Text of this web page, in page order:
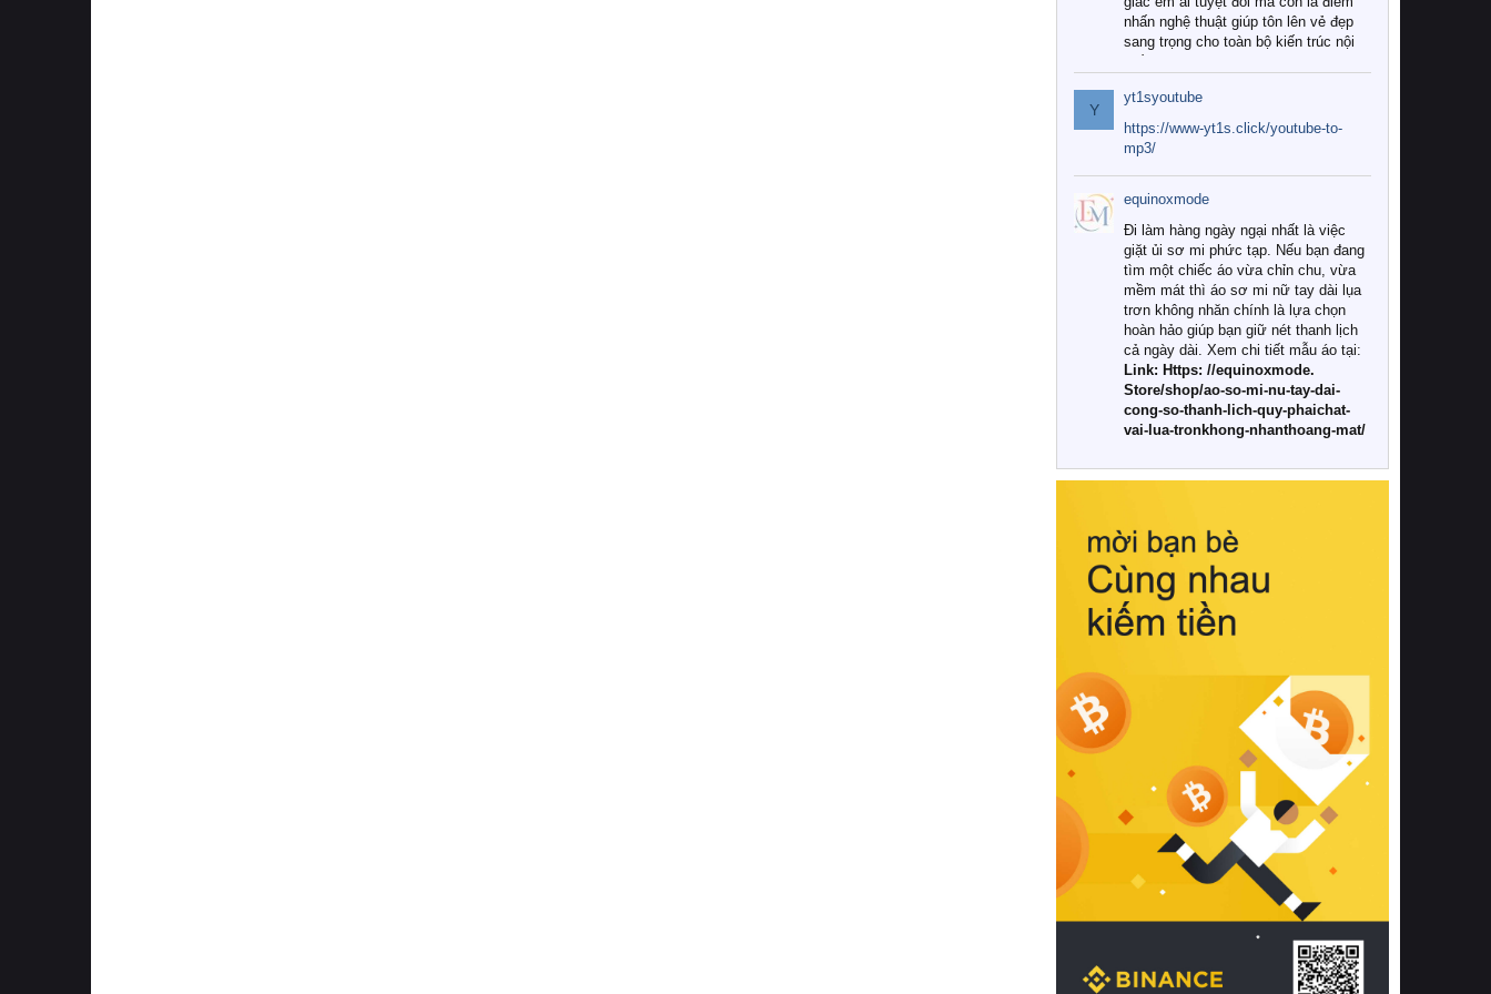
nhấn nghệ thuật giúp tôn lên vẻ đẹp
sang trọng cho toàn bộ kiến trúc nội
Tuy nhiên, giữa thị trường đa dạng
với vô vàn thương hiệu và mẫu mã
như hiện nay, làm thế nào để chọn
được những bộ chăn ga gối đệm cao
cấp thực sự chất lượng, phù hợp với
khí hậu và nhu cầu sử dụng của gia
đình? Hãy cùng chúng tôi đi tìm lời
giải đáp chi tiết qua bài viết dưới đây.
1. Tại sao các gia đình hiện đại lại ưa
chuộng chăn ga gối đệm cao cấp?
Khác với các dòng sản phẩm thông
thường, những bộ chăn ga gối đệm
cao cấp trải qua quy trình sản xuất
nghiêm ngặt từ khâu chọn lọc nguyên
liệu tự nhiên đến công nghệ dệt
nhuộm hiện đại không chứa hóa chất
này, bạn sẽ cảm nhận rõ rệt sự khác
hồi chuẩn xác của phần đệm nâng đỡ
cột sống.
Bên cạnh đó, việc lựa chọn các dòng
sản phẩm đạt chuẩn chất lượng quốc
tế còn giúp ngăn ngừa tình trạng kích
khuẩn và nấm mốc trong điều kiện
thời tiết nóng ẩm. Bạn có thể tìm hiểu
thêm các nghiên cứu khoa học về tác
động của giấc ngủ và môi trường
phòng ngủ đối với sức khỏe con
người tại Sleep Foundation (External
Link) để có cái nhìn toàn diện hơn.
2. Các tiêu chí vàng khi lựa chọn
chăn ga gối đệm cao cấp cho phòng
ngủ
Để sở hữu một bộ chăn ga gối đệm
cao cấp hoàn hảo cả về thẩm mỹ lẫn
công năng, người tiêu dùng cần cân
nhắc kỹ lưỡng các tiêu chí quan trọng
Y
yt1syoutube
https://www-yt1s.click/youtube-to-
mp3/
equinoxmode
Đi làm hàng ngày ngại nhất là việc
giặt ủi sơ mi phức tạp. Nếu bạn đang
tìm một chiếc áo vừa chỉn chu, vừa
mềm mát thì áo sơ mi nữ tay dài lụa
trơn không nhăn chính là lựa chọn
hoàn hảo giúp bạn giữ nét thanh lịch
cả ngày dài. Xem chi tiết mẫu áo tại:
Link: Https: //equinoxmode.
Store/shop/ao-so-mi-nu-tay-dai-
cong-so-thanh-lich-quy-phaichat-
vai-lua-tronkhong-nhanthoang-mat/